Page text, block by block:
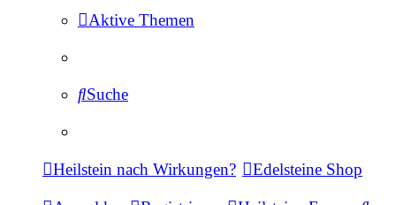
Aktive Themen
Suche
Heilstein nach Wirkungen? Edelsteine Shop